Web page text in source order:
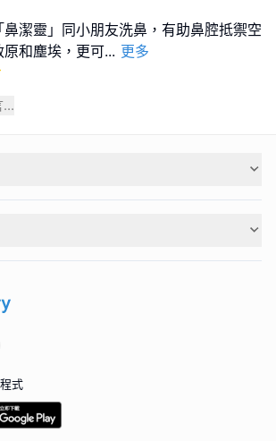
潔靈」同小朋友洗鼻，有助鼻腔抵禦空
和塵埃，更可... 更多
式